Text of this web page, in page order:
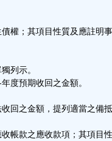
權；其項目性質及應註明
列示。
度預期收回之金額。
回之金額，提列適當之備
帳款之應收款項；其項目